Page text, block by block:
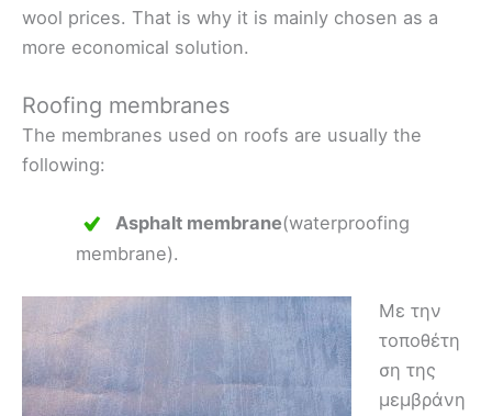
wool prices. That is why it is mainly chosen as a
more economical solution.
Roofing membranes
The membranes used on roofs are usually the
following:
Asphalt membrane(waterproofing
membrane).
Με την
τοποθέτη
ση της
μεμβράνη